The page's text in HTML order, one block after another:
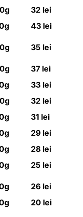
32 lei
43 lei
35 lei
37 lei
33 lei
32 lei
31 lei
29 lei
28 lei
25 lei
26 lei
20 lei